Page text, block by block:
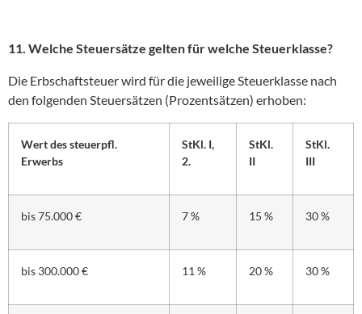
11. Welche Steuersätze gelten für welche Steuerklasse?
Die Erbschaftsteuer wird für die jeweilige Steuerklasse nach
den folgenden Steuersätzen (Prozentsätzen) erhoben:
Wert des steuerpfl.
Erwerbs
StKl. I,
2.
StKl.
II
StKl.
III
bis 75.000 € 7 % 15 % 30 %
bis 300.000 € 11 % 20 % 30 %